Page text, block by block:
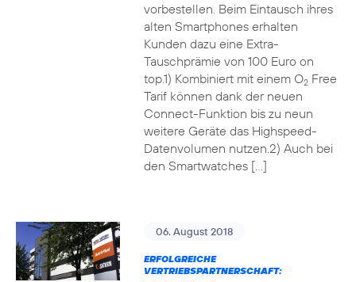
vorbestellen. Beim Eintausch ihres
alten Smartphones erhalten
Kunden dazu eine Extra-
Tauschprämie von 100 Euro on
top.1) Kombiniert mit einem O2Free
Tarif können dank der neuen
Connect-Funktion bis zu neun
weitere Geräte das Highspeed-
Datenvolumen nutzen.2) Auch bei
den Smartwatches […]
06. August 2018
ERFOLGREICHE
VERTRIEBSPARTNERSCHAFT: